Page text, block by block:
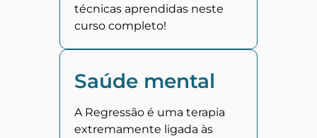
técnicas aprendidas neste
curso completo!
Saúde mental
A Regressão é uma terapia
extremamente ligada às